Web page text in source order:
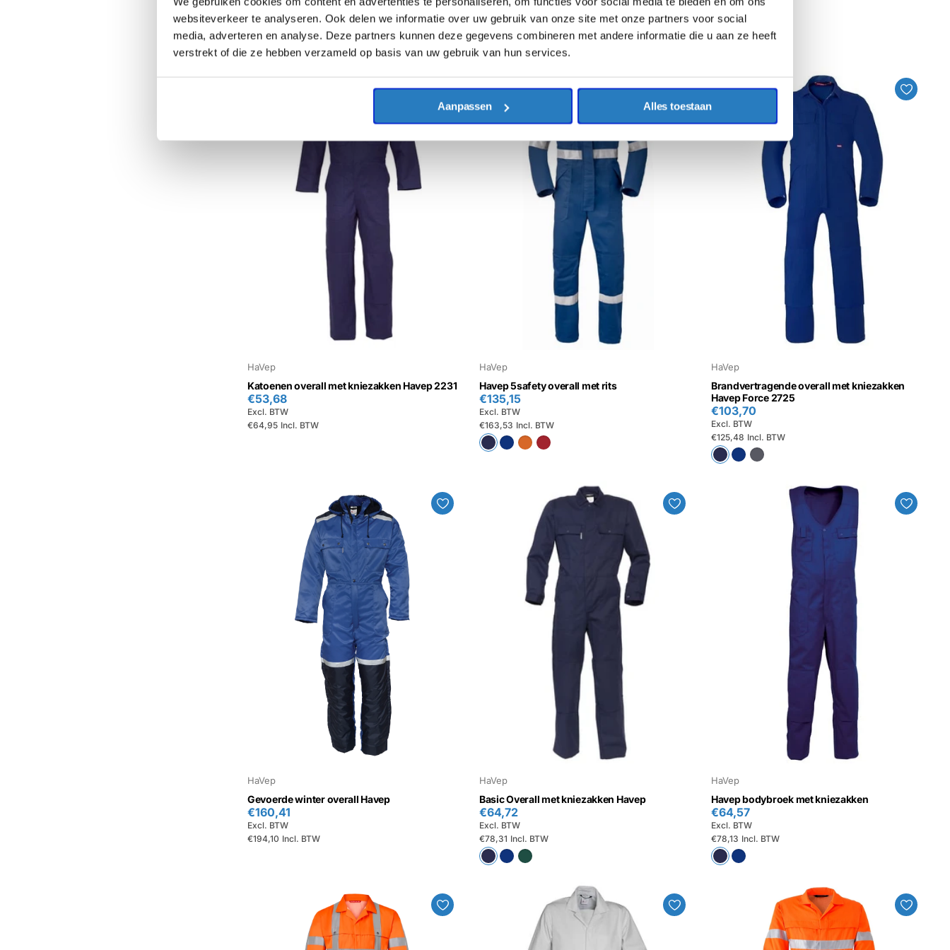
websiteverkeer te analyseren. Ook delen we informatie over uw gebruik van onze site met onze partners voor social
media, adverteren en analyse. Deze partners kunnen deze gegevens combineren met andere informatie die u aan ze heeft
verstrekt of die ze hebben verzameld op basis van uw gebruik van hun services.
Aanpassen Alles toestaan
€185,00 Incl. BTW €150,94 Incl. BTW
Excl. BTW
€41,26 Incl. BTW
HaVep
Katoenen overall met kniezakken Havep 2231
€64,95 Incl. BTW
€53,68
Excl. BTW
HaVep
Havep 5safety overall met rits
€163,53 Incl. BTW
€135,15
Excl. BTW
HaVep
Brandvertragende overall met kniezakken
Havep Force 2725
€125,48 Incl. BTW
€103,70
Excl. BTW
HaVep
Gevoerde winter overall Havep
€194,10 Incl. BTW
€160,41
Excl. BTW
HaVep
Basic Overall met kniezakken Havep
€78,31 Incl. BTW
€64,72
Excl. BTW
HaVep
Havep bodybroek met kniezakken
€78,13 Incl. BTW
€64,57
Excl. BTW